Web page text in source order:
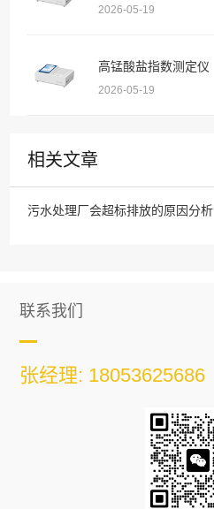
2026-05-19
高锰酸盐指数测定仪
2026-05-19
相关文章
污水处理厂会超标排放的原因分析
联系我们
张经理: 18053625686